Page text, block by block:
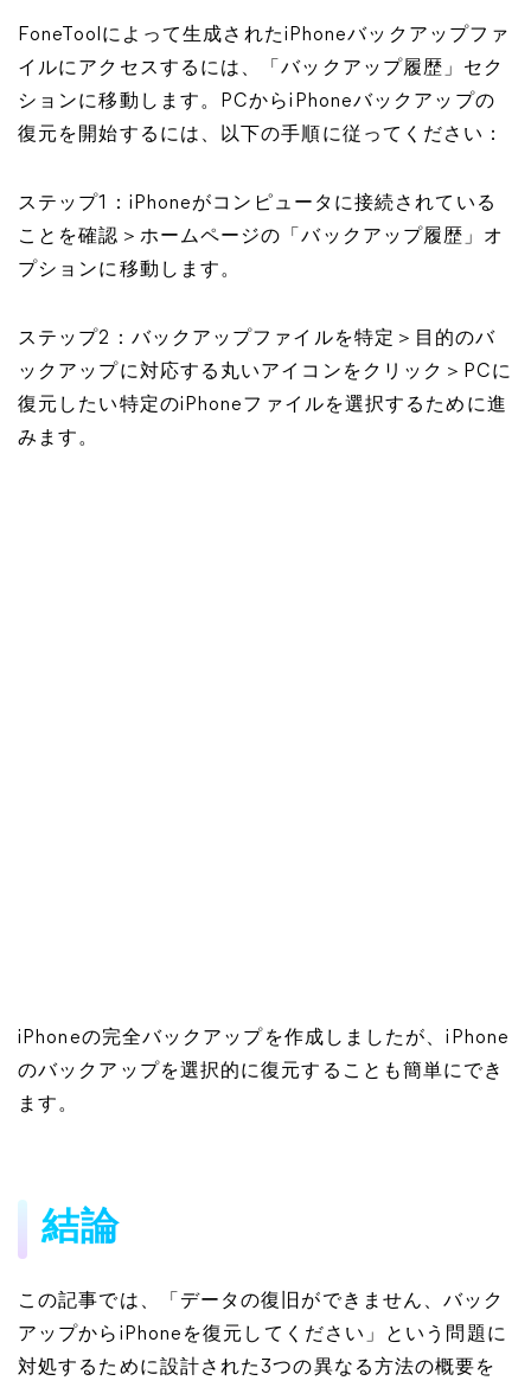
FoneToolによって生成されたiPhoneバックアップファ
イルにアクセスするには、「バックアップ履歴」セク
ションに移動します。PCからiPhoneバックアップの
復元を開始するには、以下の手順に従ってください：
ステップ1：iPhoneがコンピュータに接続されている
ことを確認＞ホームページの「バックアップ履歴」オ
プションに移動します。
ステップ2：バックアップファイルを特定＞目的のバ
ックアップに対応する丸いアイコンをクリック＞PCに
復元したい特定のiPhoneファイルを選択するために進
みます。
iPhoneの完全バックアップを作成しましたが、iPhone
のバックアップを選択的に復元することも簡単にでき
ます。
結論
この記事では、「データの復旧ができません、バック
アップからiPhoneを復元してください」という問題に
対処するために設計された3つの異なる方法の概要を